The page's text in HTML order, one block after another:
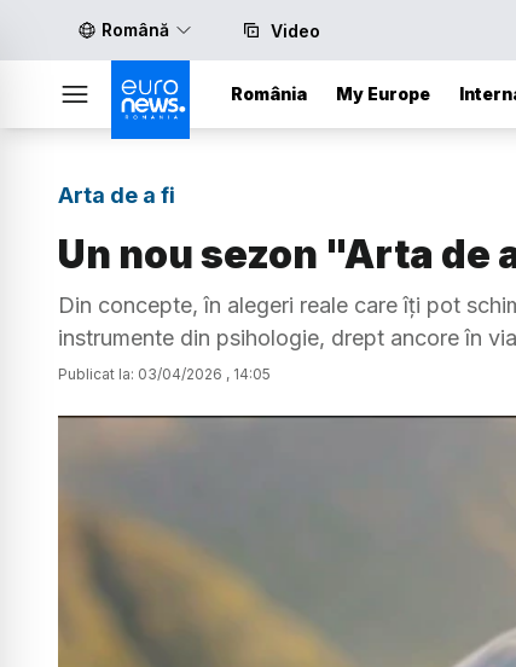
Română Video
România My Europe
Arta de a fi
Un nou sezon "Arta de
Din concepte, în alegeri reale care îți pot
instrumente din psihologie, drept ancore în
Publicat la: 03/04/2026 , 14:05